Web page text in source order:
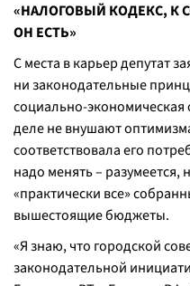
«НАЛОГОВЫЙ КОДЕКС, К
ОН ЕСТЬ»
С места в карьер депутат
ни законодательные
социально-экономическая
деле не внушают
соответствовала его
надо менять –
«практически все»
вышестоящие бюджеты.
«Я знаю, что городской
законодательной